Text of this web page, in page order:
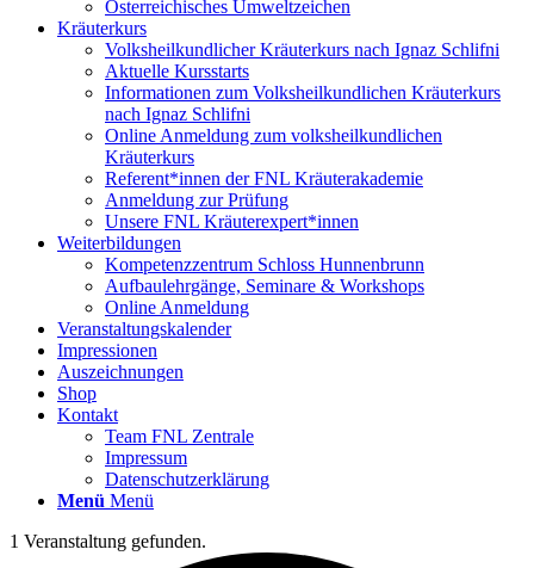
Österreichisches Umweltzeichen
Kräuterkurs
Volksheilkundlicher Kräuterkurs nach Ignaz Schlifni
Aktuelle Kursstarts
Informationen zum Volksheilkundlichen Kräuterkurs
nach Ignaz Schlifni
Online Anmeldung zum volksheilkundlichen
Kräuterkurs
Referent*innen der FNL Kräuterakademie
Anmeldung zur Prüfung
Unsere FNL Kräuterexpert*innen
Weiterbildungen
Kompetenzzentrum Schloss Hunnenbrunn
Aufbaulehrgänge, Seminare & Workshops
Online Anmeldung
Veranstaltungskalender
Impressionen
Auszeichnungen
Shop
Kontakt
Team FNL Zentrale
Impressum
Datenschutzerklärung
Menü Menü
1 Veranstaltung gefunden.